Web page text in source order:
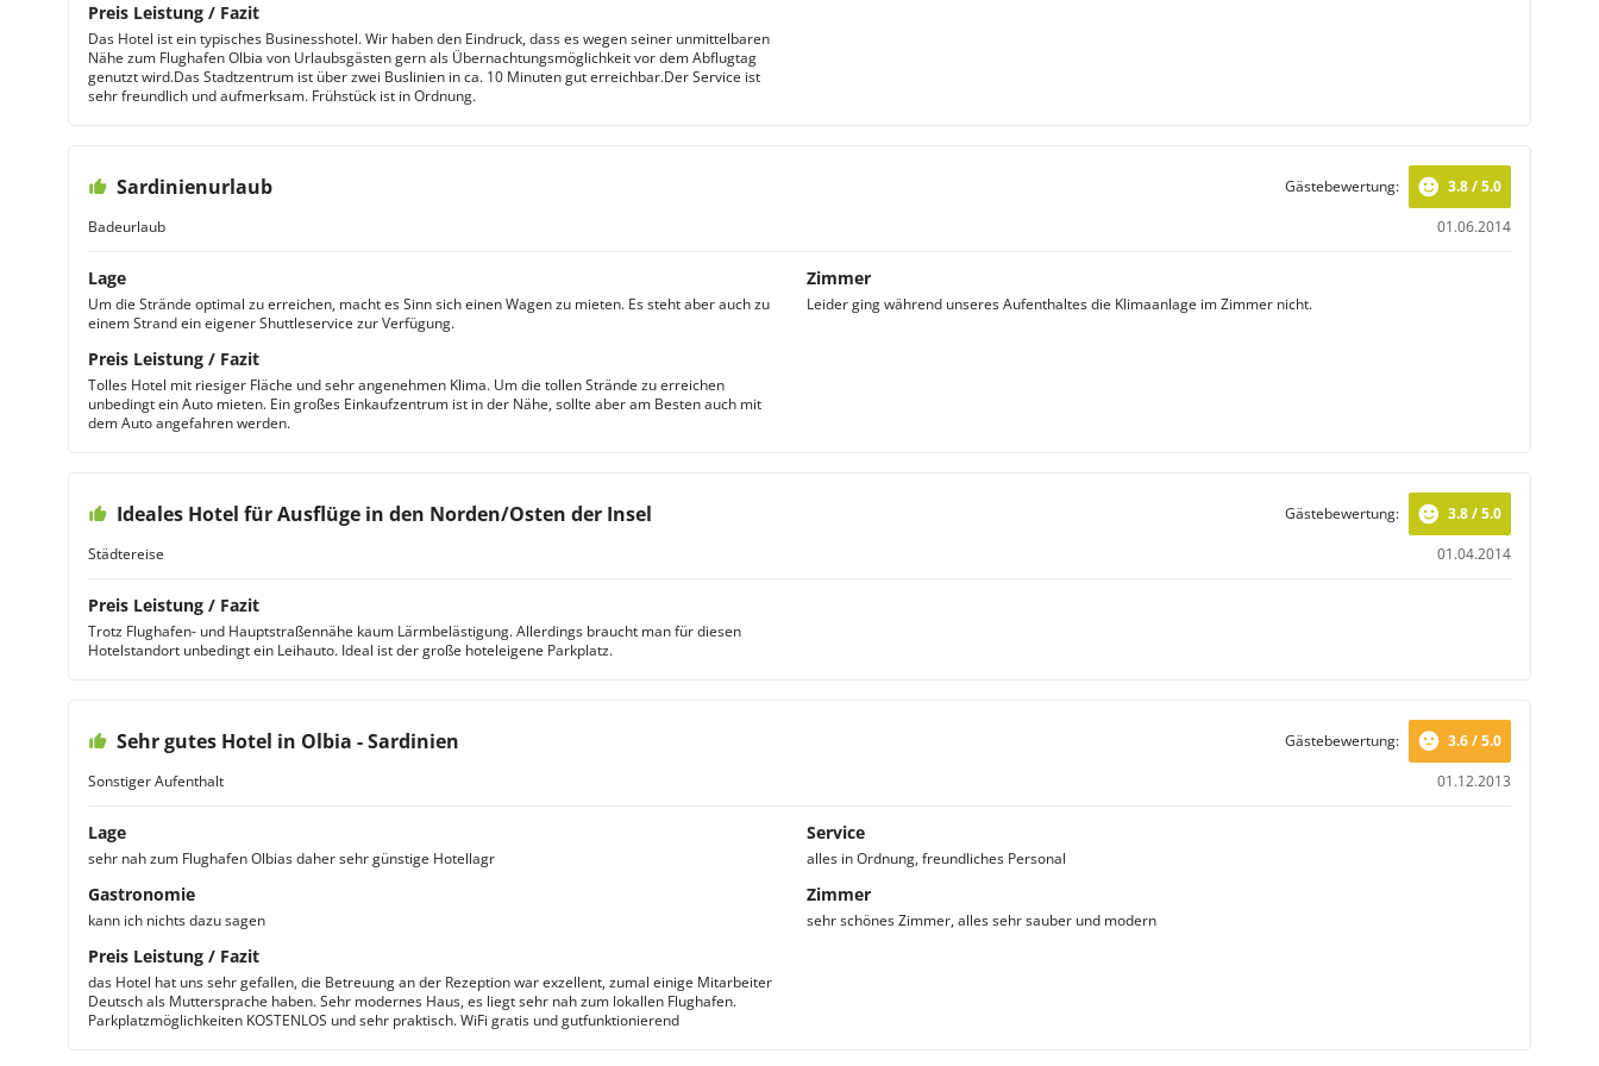
Preis Leistung / Fazit
Das Hotel ist ein typisches Businesshotel. Wir haben den Eindruck, dass es wegen seiner unmittelbaren
Nähe zum Flughafen Olbia von Urlaubsgästen gern als Übernachtungsmöglichkeit vor dem Abflugtag
genutzt wird.Das Stadtzentrum ist über zwei Buslinien in ca. 10 Minuten gut erreichbar.Der Service ist
sehr freundlich und aufmerksam. Frühstück ist in Ordnung.
Sardinienurlaub
Badeurlaub 01.06.2014
Gästebewertung: 3.8 / 5.0
Lage
Um die Strände optimal zu erreichen, macht es Sinn sich einen Wagen zu mieten. Es steht aber auch zu
einem Strand ein eigener Shuttleservice zur Verfügung.
Zimmer
Leider ging während unseres Aufenthaltes die Klimaanlage im Zimmer nicht.
Preis Leistung / Fazit
Tolles Hotel mit riesiger Fläche und sehr angenehmen Klima. Um die tollen Strände zu erreichen
unbedingt ein Auto mieten. Ein großes Einkaufzentrum ist in der Nähe, sollte aber am Besten auch mit
dem Auto angefahren werden.
Ideales Hotel für Ausflüge in den Norden/Osten der Insel
Städtereise 01.04.2014
Gästebewertung: 3.8 / 5.0
Preis Leistung / Fazit
Trotz Flughafen- und Hauptstraßennähe kaum Lärmbelästigung. Allerdings braucht man für diesen
Hotelstandort unbedingt ein Leihauto. Ideal ist der große hoteleigene Parkplatz.
Sehr gutes Hotel in Olbia - Sardinien
Sonstiger Aufenthalt 01.12.2013
Gästebewertung: 3.6 / 5.0
Lage
sehr nah zum Flughafen Olbias daher sehr günstige Hotellagr
Service
alles in Ordnung, freundliches Personal
Gastronomie
kann ich nichts dazu sagen
Zimmer
sehr schönes Zimmer, alles sehr sauber und modern
Preis Leistung / Fazit
das Hotel hat uns sehr gefallen, die Betreuung an der Rezeption war exzellent, zumal einige Mitarbeiter
Deutsch als Muttersprache haben. Sehr modernes Haus, es liegt sehr nah zum lokallen Flughafen.
Parkplatzmöglichkeiten KOSTENLOS und sehr praktisch. WiFi gratis und gutfunktionierend